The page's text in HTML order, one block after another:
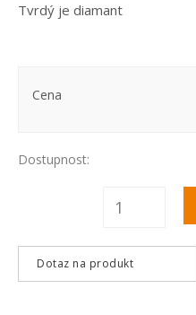
Tvrdý je diamant
Cena
Dostupnost:
Dotaz na produkt